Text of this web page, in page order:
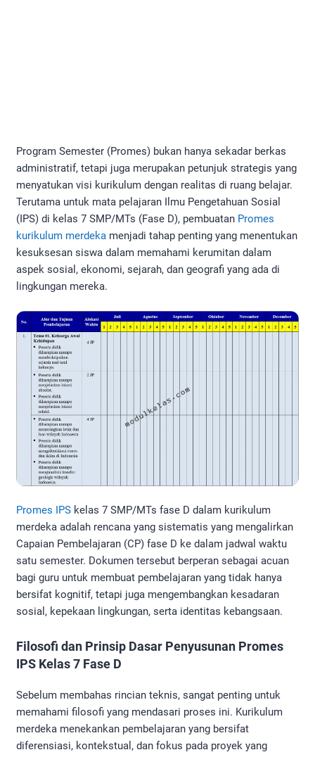
Program Semester (Promes) bukan hanya sekadar berkas
administratif, tetapi juga merupakan petunjuk strategis yang
menyatukan visi kurikulum dengan realitas di ruang belajar.
Terutama untuk mata pelajaran Ilmu Pengetahuan Sosial
(IPS) di kelas 7 SMP/MTs (Fase D), pembuatan Promes
kurikulum merdeka menjadi tahap penting yang menentukan
kesuksesan siswa dalam memahami kerumitan dalam
aspek sosial, ekonomi, sejarah, dan geografi yang ada di
lingkungan mereka.
Promes IPS kelas 7 SMP/MTs fase D dalam kurikulum
merdeka adalah rencana yang sistematis yang mengalirkan
Capaian Pembelajaran (CP) fase D ke dalam jadwal waktu
satu semester. Dokumen tersebut berperan sebagai acuan
bagi guru untuk membuat pembelajaran yang tidak hanya
bersifat kognitif, tetapi juga mengembangkan kesadaran
sosial, kepekaan lingkungan, serta identitas kebangsaan.
Filosofi dan Prinsip Dasar Penyusunan Promes
IPS Kelas 7 Fase D
Sebelum membahas rincian teknis, sangat penting untuk
memahami filosofi yang mendasari proses ini. Kurikulum
merdeka menekankan pembelajaran yang bersifat
diferensiasi, kontekstual, dan fokus pada proyek yang